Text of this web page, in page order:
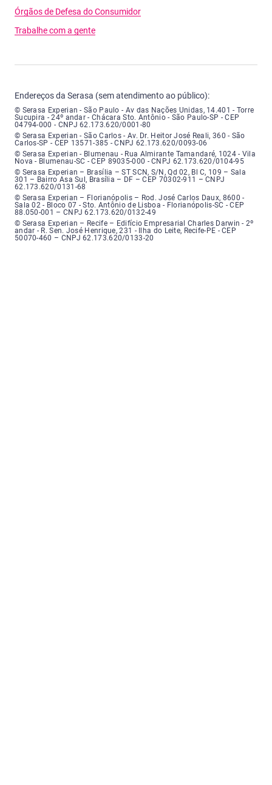
Órgãos de Defesa do Consumidor
Trabalhe com a gente
Endereços da Serasa (sem atendimento ao público):
Serasa Experian - São Paulo - Endereço: Avenida das Nações Unidas,
© Serasa Experian - São Paulo - Av das Nações Unidas, 14.401 - Torre
Sucupira - 24º andar - Chácara Sto. Antônio - São Paulo-SP - CEP
04794-000 - CNPJ 62.173.620/0001-80
Serasa Experian - São Carlos - Endereço: Avenida Doutor Heitor José
© Serasa Experian - São Carlos - Av. Dr. Heitor José Reali, 360 - São
Carlos-SP - CEP 13571-385 - CNPJ 62.173.620/0093-06
Serasa Experian - Blumenau - Endereço: Rua Almirante Tamandaré,
© Serasa Experian - Blumenau - Rua Almirante Tamandaré, 1024 - Vila
Nova - Blumenau-SC - CEP 89035-000 - CNPJ 62.173.620/0104-95
Serasa Experian - Brasília, Endereço: Setor Comercial Norte, sem
© Serasa Experian – Brasília – ST SCN, S/N, Qd 02, Bl C, 109 – Sala
301 – Bairro Asa Sul, Brasília – DF – CEP 70302-911 – CNPJ
62.173.620/0131-68
Serasa Experian - Florianópolis, Endereço: Rodovia José Carlos, número
© Serasa Experian – Florianópolis – Rod. José Carlos Daux, 8600 -
Sala 02 - Bloco 07 - Sto. Antônio de Lisboa - Florianópolis-SC - CEP
88.050-001 – CNPJ 62.173.620/0132-49
Serasa Experian - Recife, Endereço: Edifício Empresarial Charles Darwin,
© Serasa Experian – Recife – Edifício Empresarial Charles Darwin - 2º
andar - R. Sen. José Henrique, 231 - Ilha do Leite, Recife-PE - CEP
50070-460 – CNPJ 62.173.620/0133-20